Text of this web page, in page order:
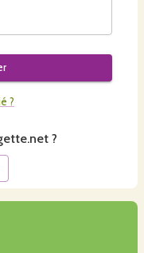
?
?